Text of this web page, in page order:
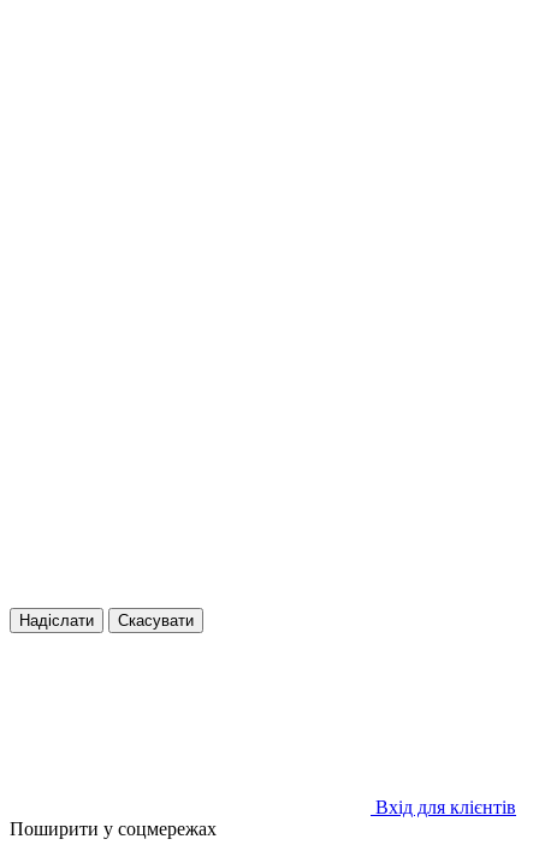
Надіслати Скасувати
Вхід для клієнтів
Поширити у соцмережах